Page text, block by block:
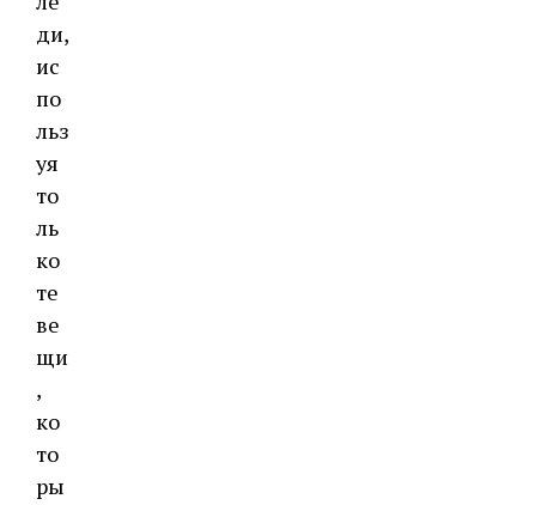
ди,
ис
по
льз
уя
то
ль
ко
те
ве
щи
,
ко
то
ры